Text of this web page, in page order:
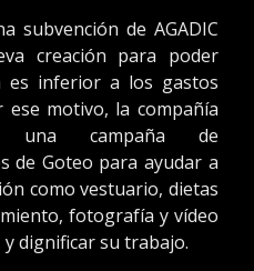
subvención de AGADIC
creación para poder
es inferior a los gastos
motivo, la compañía
una campaña de
de Goteo para ayudar a
como vestuario, dietas
fotografía y vídeo
dignificar su trabajo.